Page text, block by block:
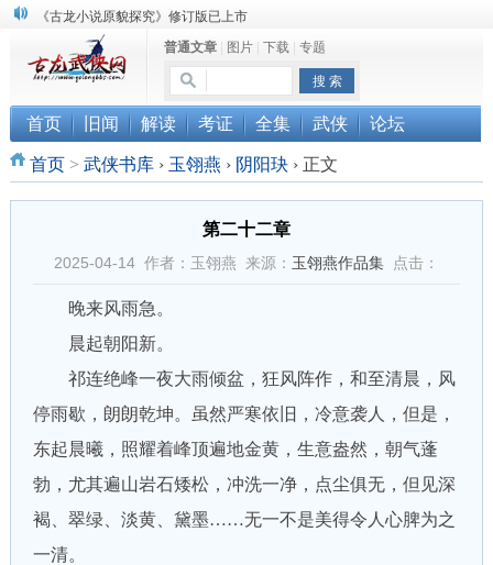
顾雪衣《古龙武侠小说知见录》上市
“武侠书库”查缺补漏活动圆满结束
《古龙小说原貌探究》修订版已上市
普通文章| 图片| 下载| 专题
首页 旧闻 解读 考证 全集 武侠 论坛
首页> 武侠书库 › 玉翎燕 › 阴阳玦 ›正文
第二十二章
2025-04-14 作者：玉翎燕 来源： 玉翎燕作品集点击：
晚来风雨急。
晨起朝阳新。
祁连绝峰一夜大雨倾盆，狂风阵作，和至清晨，风
停雨歇，朗朗乾坤。虽然严寒依旧，冷意袭人，但是，
东起晨曦，照耀着峰顶遍地金黄，生意盎然，朝气蓬
勃，尤其遍山岩石矮松，冲洗一净，点尘俱无，但见深
褐、翠绿、淡黄、黛墨……无一不是美得令人心脾为之
一清。